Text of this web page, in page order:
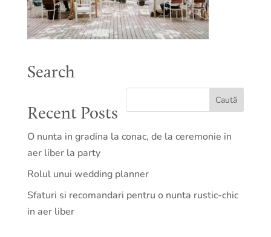
Search
Recent Posts
O nunta in gradina la conac, de la ceremonie in
aer liber la party
Rolul unui wedding planner
Sfaturi si recomandari pentru o nunta rustic-chic
in aer liber